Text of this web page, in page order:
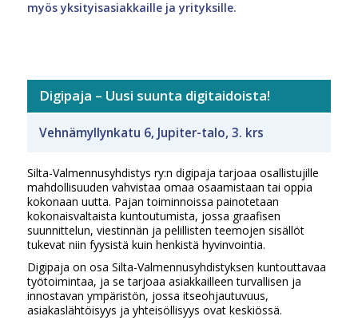
myös yksityisasiakkaille ja yrityksille.
Digipaja – Uusi suunta digitaidoista!
Vehnämyllynkatu 6, Jupiter-talo, 3. krs
Silta-Valmennusyhdistys ry:n digipaja tarjoaa osallistujille
mahdollisuuden vahvistaa omaa osaamistaan tai oppia
kokonaan uutta. Pajan toiminnoissa painotetaan
kokonaisvaltaista kuntoutumista, jossa graafisen
suunnittelun, viestinnän ja pelillisten teemojen sisällöt
tukevat niin fyysistä kuin henkistä hyvinvointia.
Digipaja on osa Silta-Valmennusyhdistyksen kuntouttavaa
työtoimintaa, ja se tarjoaa asiakkailleen turvallisen ja
innostavan ympäristön, jossa itseohjautuvuus,
asiakaslähtöisyys ja yhteisöllisyys ovat keskiössä.